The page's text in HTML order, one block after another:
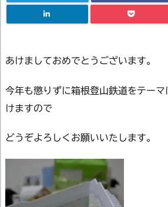
あけましておめでとうございます。
今年も懲りずに箱根登山鉄道をテー
けますので
どうぞよろしくお願いいたします。